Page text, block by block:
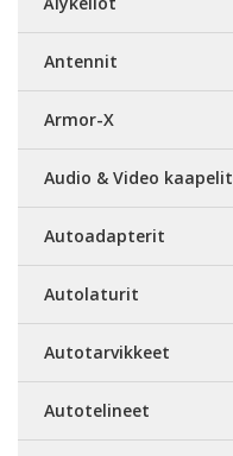
Antennit
Armor-X
Audio & Video kaapelit
Autoadapterit
Autolaturit
Autotarvikkeet
Autotelineet